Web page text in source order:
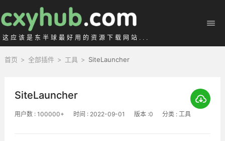
这应该是东半球最好用的资源下载网站...
首页 > 全部插件 > 工具 > SiteLauncher
SiteLauncher
用户数 : 100000+ 时间 : 2022-09-01 版本 :0 分类 : 工具